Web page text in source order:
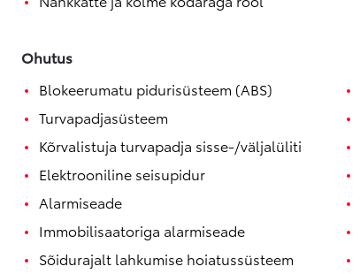
Ohutus
Blokeerumatu pidurisüsteem (ABS)
Turvapadjasüsteem
Kõrvalistuja turvapadja sisse-/väljalüliti
Elektrooniline seisupidur
Alarmiseade
Immobilisaatoriga alarmiseade
Sõidurajalt lahkumise hoiatussüsteem